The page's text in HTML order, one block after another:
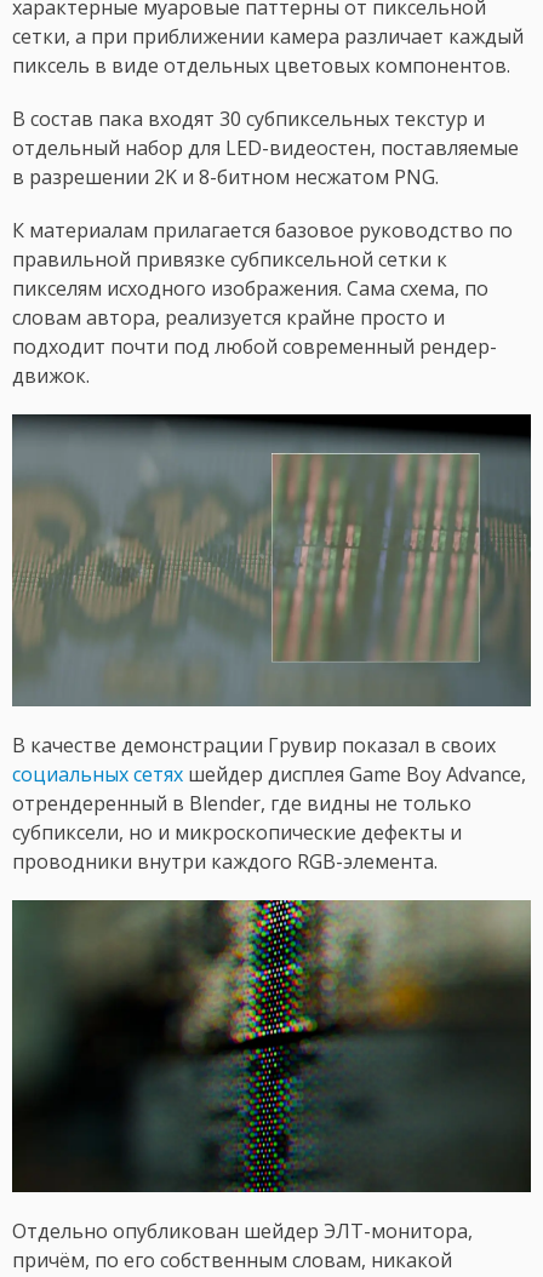
характерные муаровые паттерны от пиксельной
сетки, а при приближении камера различает каждый
пиксель в виде отдельных цветовых компонентов.
В состав пака входят 30 субпиксельных текстур и
отдельный набор для LED-видеостен, поставляемые
в разрешении 2K и 8-битном несжатом PNG.
К материалам прилагается базовое руководство по
правильной привязке субпиксельной сетки к
пикселям исходного изображения. Сама схема, по
словам автора, реализуется крайне просто и
подходит почти под любой современный рендер-
движок.
В качестве демонстрации Грувир показал в своих
социальных сетях шейдер дисплея Game Boy Advance,
отрендеренный в Blender, где видны не только
субпиксели, но и микроскопические дефекты и
проводники внутри каждого RGB-элемента.
Отдельно опубликован шейдер ЭЛТ-монитора,
причём, по его собственным словам, никакой